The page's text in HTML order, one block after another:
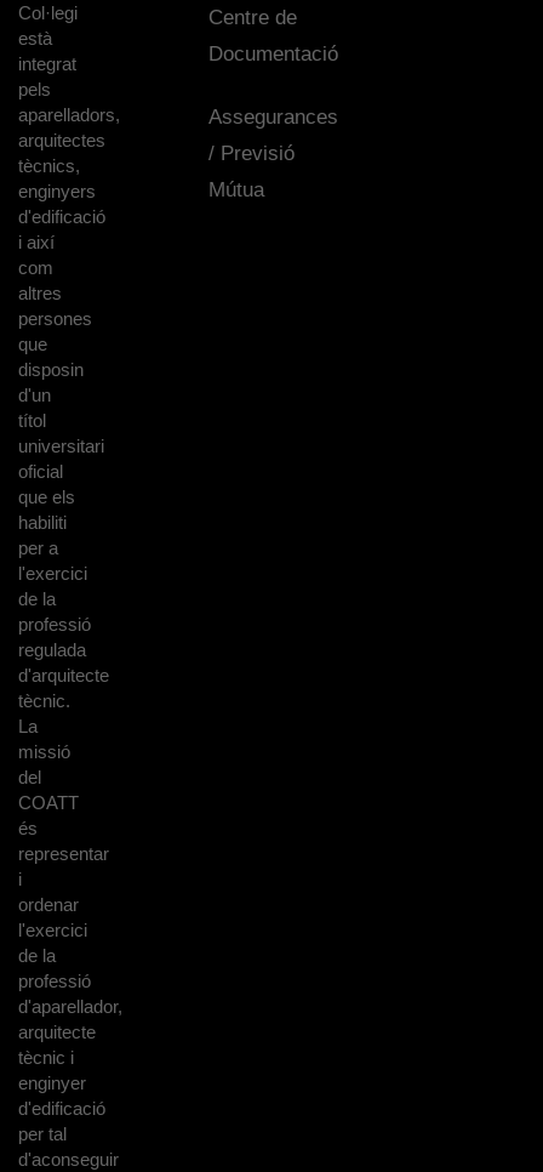
Col·legi
està
integrat
pels
aparelladors,
arquitectes
tècnics,
enginyers
d'edificació
i així
com
altres
persones
que
disposin
d'un
títol
universitari
oficial
que els
habiliti
per a
l'exercici
de la
professió
regulada
d'arquitecte
tècnic.
La
missió
del
COATT
és
representar
i
ordenar
l'exercici
de la
professió
d'aparellador,
arquitecte
tècnic i
enginyer
d'edificació
per tal
d'aconseguir
Centre de
Documentació
Assegurances
/ Previsió
Mútua